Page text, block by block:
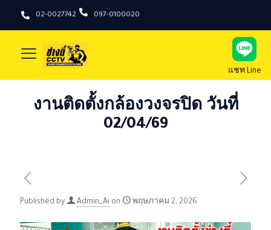
02-0027742 097-0100020
แชท Line
งานติดตั้งกล้องวงจรปิด วันที่
02/04/69
Published by Admin_Ai on พฤษภาคม 2, 2026